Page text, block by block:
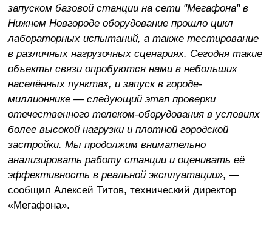
запуском базовой станции на сети "Мегафона" в
Нижнем Новгороде оборудование прошло цикл
лабораторных испытаний, а также тестирование
в различных нагрузочных сценариях. Сегодня такие
объекты связи опробуются нами в небольших
населённых пунктах, и запуск в городе-
миллионнике — следующий этап проверки
отечественного телеком-оборудования в условиях
более высокой нагрузки и плотной городской
застройки. Мы продолжим внимательно
анализировать работу станции и оценивать её
эффективность в реальной эксплуатации», —
сообщил Алексей Титов, технический директор
«Мегафона».